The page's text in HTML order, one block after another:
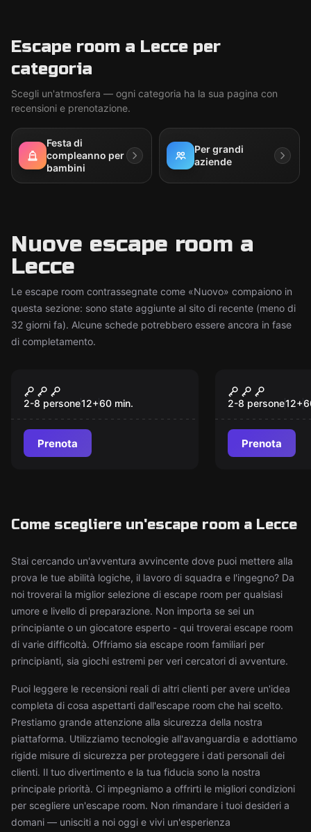
Escape room a Lecce per
categoria
Scegli un'atmosfera — ogni categoria ha la sua pagina con
recensioni e prenotazione.
Festa di
compleanno per
bambini
Per grandi
aziende
Nuove escape room a
Lecce
Le escape room contrassegnate come «Nuovo» compaiono in
questa sezione: sono state aggiunte al sito di recente (meno di
32 giorni fa). Alcune schede potrebbero essere ancora in fase
di completamento.
Nuovo
Lost City of Atlantis
2-8 persone12+60 min.
Prenota
Nuovo
School Of
2-8 persone12+
Prenota
Come scegliere un'escape room a Lecce
Stai cercando un'avventura avvincente dove puoi mettere alla
prova le tue abilità logiche, il lavoro di squadra e l'ingegno? Da
noi troverai la miglior selezione di escape room per qualsiasi
umore e livello di preparazione. Non importa se sei un
principiante o un giocatore esperto - qui troverai escape room
di varie difficoltà. Offriamo sia escape room familiari per
principianti, sia giochi estremi per veri cercatori di avventure.
Puoi leggere le recensioni reali di altri clienti per avere un'idea
completa di cosa aspettarti dall'escape room che hai scelto.
Prestiamo grande attenzione alla sicurezza della nostra
piattaforma. Utilizziamo tecnologie all'avanguardia e adottiamo
rigide misure di sicurezza per proteggere i dati personali dei
clienti. Il tuo divertimento e la tua fiducia sono la nostra
principale priorità. Ci impegniamo a offrirti le migliori condizioni
per scegliere un'escape room. Non rimandare i tuoi desideri a
domani — unisciti a noi oggi e vivi un'esperienza